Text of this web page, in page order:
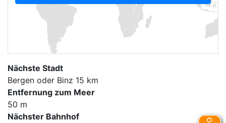
Nächste Stadt
Bergen oder Binz 15 km
Entfernung zum Meer
50 m
Nächster Bahnhof